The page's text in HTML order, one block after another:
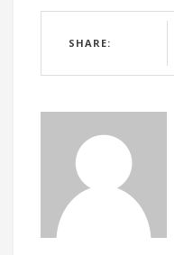
SHARE: